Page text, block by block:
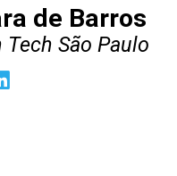
de Barros
São Paulo